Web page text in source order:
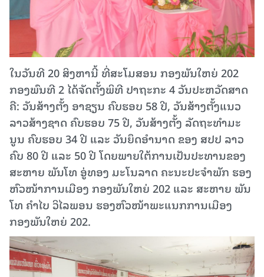
ໃນ​ວັນ​ທີ 20 ສິງ​ຫານີ້ ທີ່ສະໂມສອນ ກອງ​ພັນ​ໃຫຍ່ 202 ​
ກອງ​ພົນ​ທີ 2 ໄດ້​ຈັດ​ຕັ້ງ​ພິ​ທີ ປາ​ຖະ​ກະ 4 ວັນ​ປະ​ຫວັດ​ສາດ
ຄື: ວັນ​ສ້າງ​ຕັ້ງ ອາ​ຊຽນ ຄົບ​ຮອບ 58 ປີ​, ວັນສ້າງຕັ້ງແນວ
ລາວສ້າງຊາດ ຄົບຮອບ 75 ປີ, ວັນ​ສ້າງ​ຕັ້ງ ລັດ​ຖະ​ທຳ​ມະ​
ນູນ ຄົບ​ຮອບ 34 ປີ ແລະ ວັນ​ຍຶດ​ອຳ​ນາດ ຂອງ ສ​ປ​ປ ລາວ
ຄົບ 80 ປີ ແລະ 50 ປີ ໂດຍພາຍ​ໃຕ້​ການ​ເປັນ​ປະ​ທານຂອງ​
ສະ​ຫາຍ ພັນໂທ ອູ່ທອງ ມະໂນລາດ ​ຄະ​ນະປະຈຳ​ພັກ ຮອງ
ຫົວໜ້າ​ການ​ເມືອງ ກອງ​ພັນ​ໃຫຍ່ 202 ແລະ ສະຫາຍ ພັນ
ໂທ ຄຳໄບ ວິໄລພອນ ຮອງຫົວໜ້າພະແນກການເມືອງ
ກອງພັນໃຫຍ່ 202.